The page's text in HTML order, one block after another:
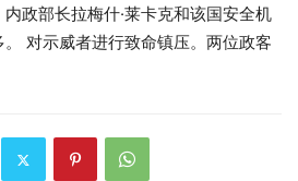
政部长拉梅什·莱卡克和该国安全机
对示威者进行致命镇压。两位政客